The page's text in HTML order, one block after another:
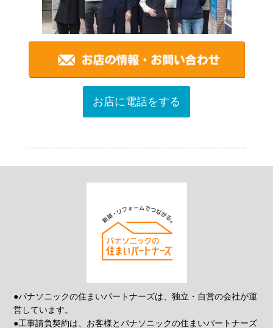
お店に電話をする
●パナソニックの住まいパートナーズは、独立・自営の会社が運
営しています。
●工事請負契約は、お客様とパナソニックの住まいパートナーズ